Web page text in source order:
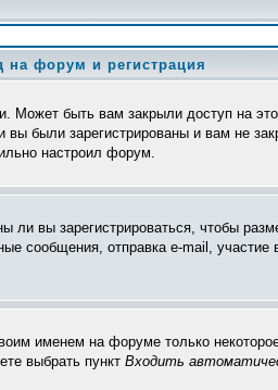
на форум и регистрация
Может быть вам закрыли доступ на
были зарегистрированы и вам не
настроил форум.
вы зарегистрироваться, чтобы
отправка e-mail, участие
именем на форуме только
выбрать пункт Входить